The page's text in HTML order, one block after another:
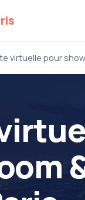
virtuelle pour